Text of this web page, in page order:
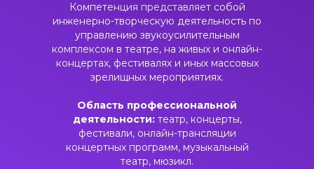
Компетенция представляет собой
инженерно-творческую деятельность по
управлению звукоусилительным
комплексом в театре, на живых и онлайн-
концертах, фестивалях и иных массовых
зрелищных мероприятиях.
Область профессиональной
деятельности:театр, концерты,
фестивали, онлайн-трансляции
концертных программ, музыкальный
театр, мюзикл.